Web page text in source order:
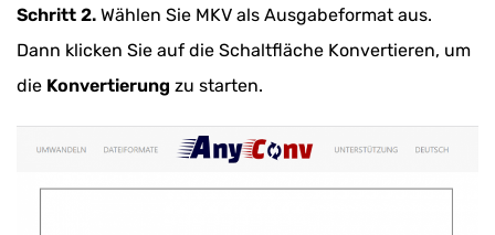
Schritt 2. Wählen Sie MKV als Ausgabeformat aus.
Dann klicken Sie auf die Schaltfläche Konvertieren, um
die Konvertierung zu starten.